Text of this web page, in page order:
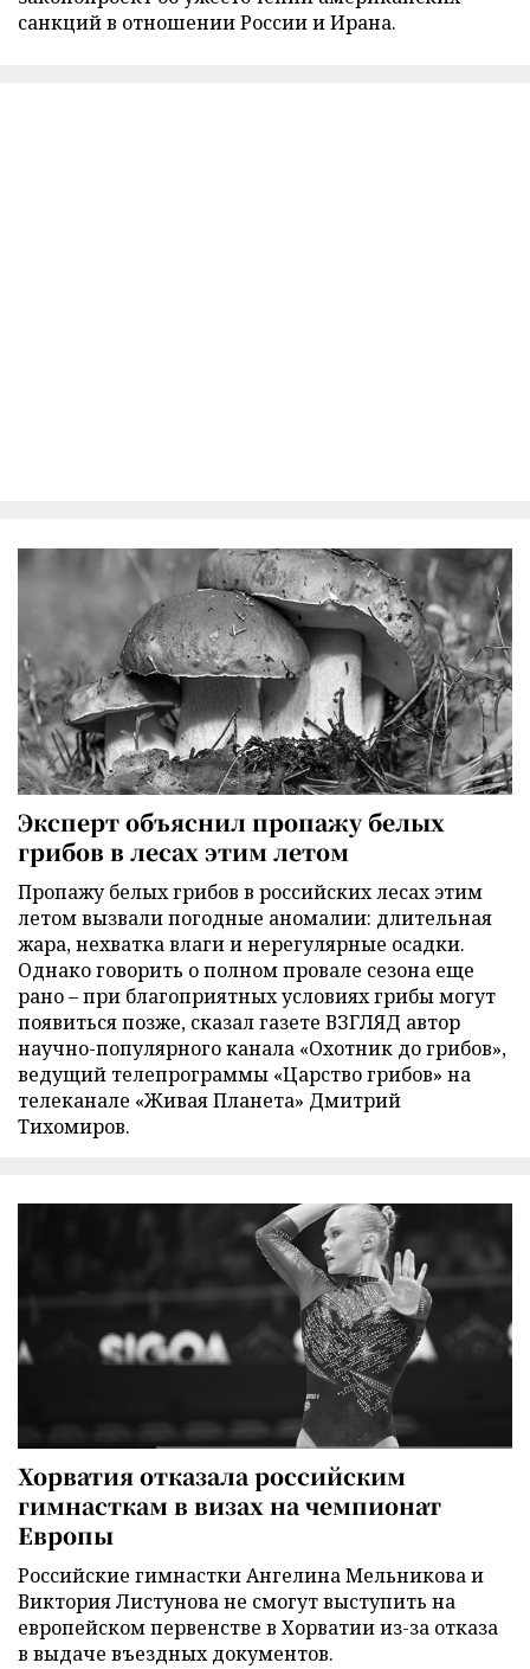
санкций в отношении России и Ирана.
Эксперт объяснил пропажу белых
грибов в лесах этим летом
Пропажу белых грибов в российских лесах этим
летом вызвали погодные аномалии: длительная
жара, нехватка влаги и нерегулярные осадки.
Однако говорить о полном провале сезона еще
рано – при благоприятных условиях грибы могут
появиться позже, сказал газете ВЗГЛЯД автор
научно-популярного канала «Охотник до грибов»,
ведущий телепрограммы «Царство грибов» на
телеканале «Живая Планета» Дмитрий
Тихомиров.
Хорватия отказала российским
гимнасткам в визах на чемпионат
Европы
Российские гимнастки Ангелина Мельникова и
Виктория Листунова не смогут выступить на
европейском первенстве в Хорватии из-за отказа
в выдаче въездных документов.